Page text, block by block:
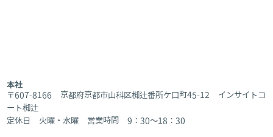
本社
〒607-8166 京都府京都市山科区椥辻番所ケ口町45-12 インサイトコ
ート椥辻
定休日 火曜・水曜 営業時間 9：30～18：30